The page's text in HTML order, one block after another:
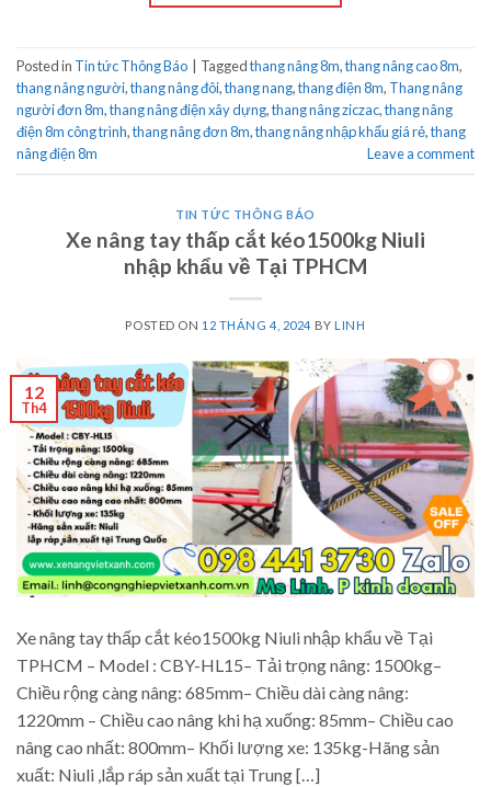
Posted in Tin tức Thông Báo Taggedthang nâng 8m,thang nâng cao 8m,
thang nâng người,thang nâng đôi,thang nang,thang điện 8m, Thang nâng
người đơn 8m,thang nâng điện xây dựng,thang nâng ziczac,thang nâng
điện 8m công trình,thang nâng đơn 8m,thang nâng nhập khẩu giá rẻ,thang
nâng điện 8m
Leave a comment
TIN TỨC THÔNG BÁO
Xe nâng tay thấp cắt kéo1500kg Niuli
nhập khẩu về Tại TPHCM
POSTED ON 12 THÁNG 4, 2024 BYLINH
12
Th4
Xe nâng tay thấp cắt kéo1500kg Niuli nhập khẩu về Tại
TPHCM – Model : CBY-HL15– Tải trọng nâng: 1500kg–
Chiều rộng càng nâng: 685mm– Chiều dài càng nâng:
1220mm – Chiều cao nâng khi hạ xuống: 85mm– Chiều cao
nâng cao nhất: 800mm– Khối lượng xe: 135kg-Hãng sản
xuất: Niuli ,lắp ráp sản xuất tại Trung […]